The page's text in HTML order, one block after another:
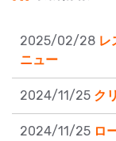
2025/02/28 レ
ニュー
2024/11/25 ク
2024/11/25 ロ